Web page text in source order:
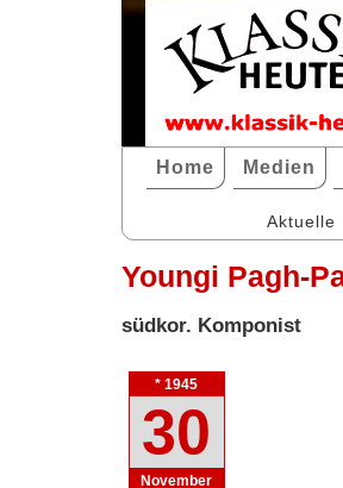
Home Medien
Aktuelle
Youngi Pagh-
südkor. Komponist
* 1945
30
November